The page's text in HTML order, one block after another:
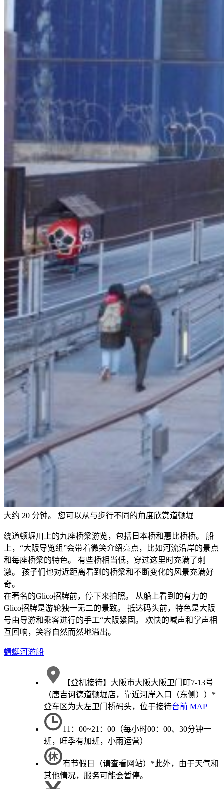
大约 20 分钟。 您可以从与步行不同的角度欣赏道顿堀
绕道顿堀川上的九座桥梁游览，包括日本桥和惠比桥桥。 船
上，“大阪导览组”会带着微笑介绍亮点，比如河流沿岸的景点
和每座桥梁的特色。 有些桥相当低，穿过这里时充满了刺
激。 孩子们也对近距离看到的桥梁和不断变化的风景充满好
奇。
在著名的Glico招牌前，停下来拍照。 从船上看到的有力的
Glico招牌是游轮独一无二的景致。 抵达码头前，特色是大阪
号由导游和乘客进行的手工“大阪紧固。 欢快的喊声和掌声相
互回响，笑容自然而然地溢出。
蜻蜓河游船
【登机接待】大阪市大阪大阪卫门町7-13号
（唐吉诃德道顿堀店，靠近河岸入口（东侧））*
登车区为大左卫门桥码头，位于接待台前 MAP
11：00~21：00（每小时00：00、30分钟一
班，旺季有加班，小雨运营）
有节假日（请查看网站）*此外，由于天气和
其他情况，服务可能会暂停。